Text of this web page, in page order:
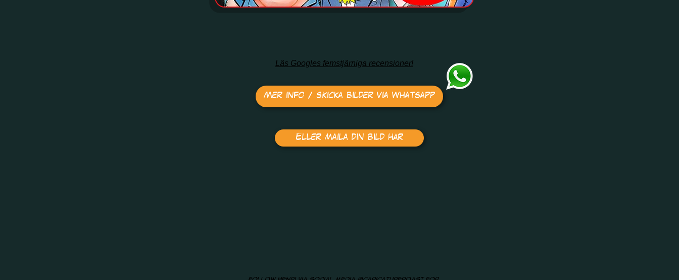
Läs Googles femstjärniga recensioner!
Mer info / skicka bilder via Whatsapp
Eller maila din bild här